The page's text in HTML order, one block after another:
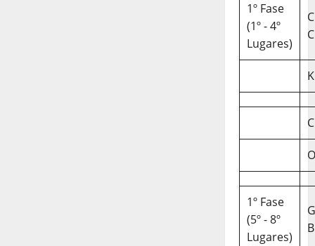
1º Fase
(1º - 4º
Lugares)
C
1º Fase
(5º - 8º
Lugares)
B